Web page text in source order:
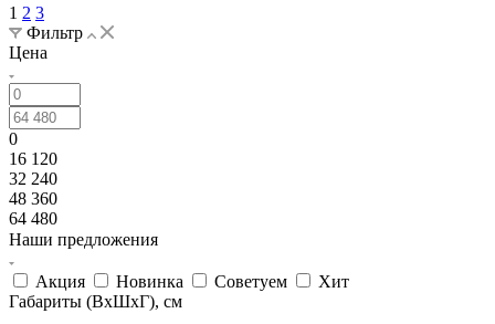
1 2 3
Фильтр
Цена
0
16 120
32 240
48 360
64 480
Наши предложения
Акция Новинка Советуем
Хит
Габариты (ВхШхГ), см